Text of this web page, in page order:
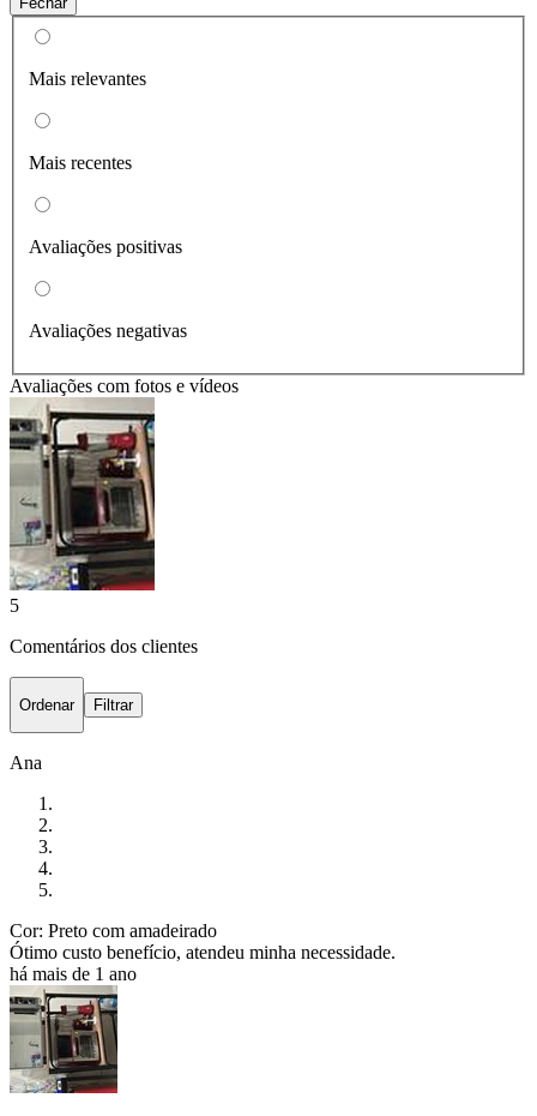
Mais relevantes
Mais recentes
Avaliações positivas
Avaliações negativas
Avaliações com fotos e vídeos
5
Comentários dos clientes
Ordenar Filtrar
Ana
Cor: Preto com amadeirado
Ótimo custo benefício, atendeu minha necessidade.
há mais de 1 ano